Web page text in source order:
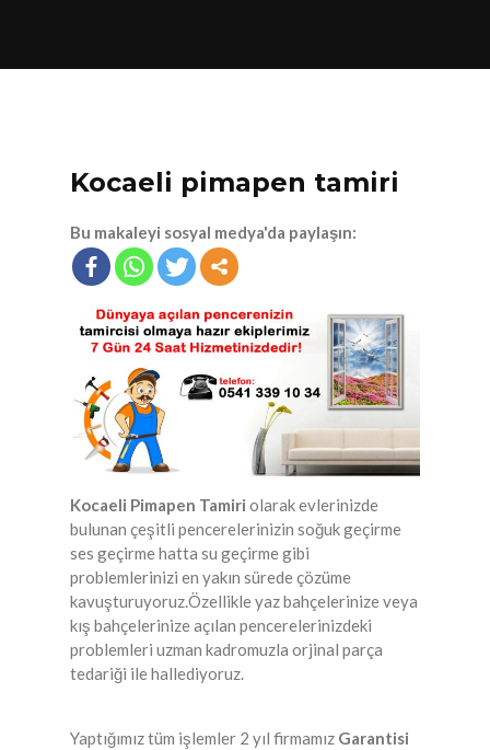
Kocaeli pimapen tamiri
Bu makaleyi sosyal medya'da paylaşın:
Kocaeli Pimapen Tamiri olarak evlerinizde
bulunan çeşitli pencerelerinizin soğuk geçirme
ses geçirme hatta su geçirme gibi
problemlerinizi en yakın sürede çözüme
kavuşturuyoruz.Özellikle yaz bahçelerinize veya
kış bahçelerinize açılan pencerelerinizdeki
problemleri uzman kadromuzla orjinal parça
tedariği ile hallediyoruz.
Yaptığımız tüm işlemler 2 yıl firmamız Garantisi